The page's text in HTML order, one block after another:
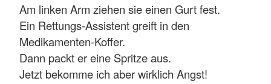
Am linken Arm ziehen sie einen Gurt fest.
Ein Rettungs-Assistent greift in den
Medikamenten-Koffer.
Dann packt er eine Spritze aus.
Jetzt bekomme ich aber wirklich Angst!